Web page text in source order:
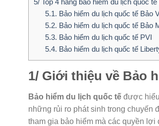
5.1. Bảo hiểm du lịch quốc tế Bảo
5.2. Bảo hiểm du lịch quốc tế Bảo
5.3. Bảo hiểm du lịch quốc tế PVI
5.4. Bảo hiểm du lịch quốc tế
1/ Giới thiệu về Bảo
Bảo hiểm du lịch quốc tế được
những rủi ro phát sinh trong chuyến
tham gia bảo hiểm mà các quyền